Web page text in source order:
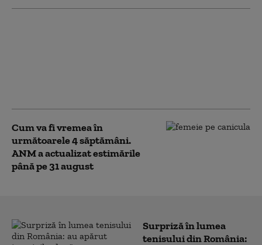
Cum va fi vremea în
următoarele 4 săptămâni.
ANM a actualizat estimările
până pe 31 august
Surpriză în lumea
tenisului din România: